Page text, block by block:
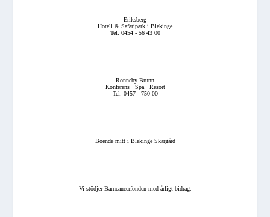
Eriksberg
Hotell & Safaripark i Blekinge
Tel: 0454 - 56 43 00
Ronneby Brunn
Konferens · Spa · Resort
Tel: 0457 - 750 00
Boende mitt i Blekinge Skärgård
Vi stödjer Barncancerfonden med årligt bidrag.